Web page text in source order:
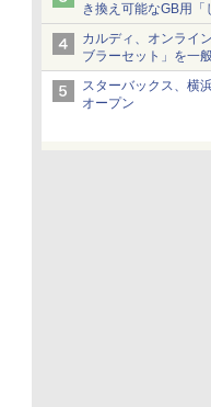
き換え可能なGB用
ム」
カルディ、オンライ
ブラーセット」を一
当選無効分
スターバックス、横
オープン